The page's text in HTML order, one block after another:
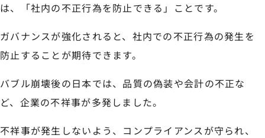
は、「社内の不正行為を防止できる」ことです。
ガバナンスが強化されると、社内での不正行為の発生を
防止することが期待できます。
バブル崩壊後の日本では、品質の偽装や会計の不正な
ど、企業の不祥事が多発しました。
不祥事が発生しないよう、コンプライアンスが守られ、